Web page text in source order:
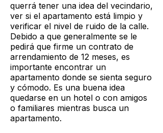
querrá tener una idea del vecindario,
ver si el apartamento está limpio y
verificar el nivel de ruido de la calle.
Debido a que generalmente se le
pedirá que firme un contrato de
arrendamiento de 12 meses, es
importante encontrar un
apartamento donde se sienta seguro
y cómodo. Es una buena idea
quedarse en un hotel o con amigos
o familiares mientras busca un
apartamento.